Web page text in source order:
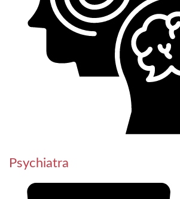
Psychiatra